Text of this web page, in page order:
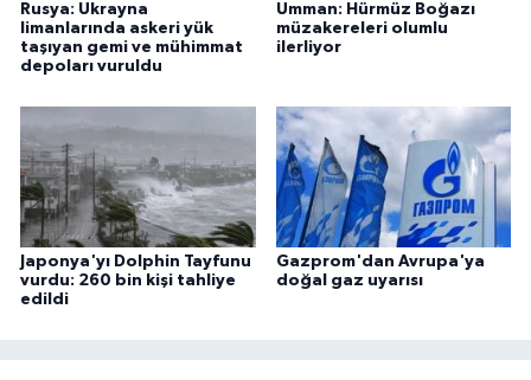
Rusya: Ukrayna
limanlarında askeri yük
taşıyan gemi ve mühimmat
depoları vuruldu
Umman: Hürmüz Boğazı
müzakereleri olumlu
ilerliyor
Japonya'yı Dolphin Tayfunu
vurdu: 260 bin kişi tahliye
edildi
Gazprom'dan Avrupa'ya
doğal gaz uyarısı